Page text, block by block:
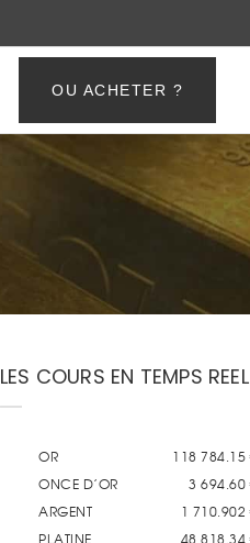
OU ACHETER ?
LES COURS EN TEMPS REEL